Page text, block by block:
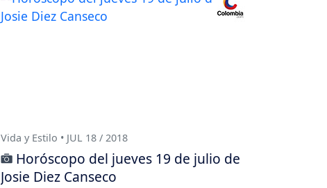
Vida y Estilo • JUL 18 / 2018
Horóscopo del jueves 19 de julio de
Josie Diez Canseco